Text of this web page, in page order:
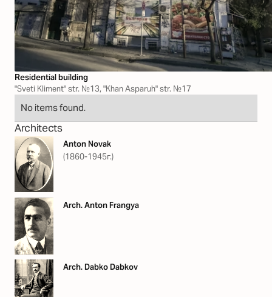
Residential building
"Sveti Kliment" str. №13, "Khan Asparuh" str. №17
No items found.
Architects
Anton Novak
(1860-1945г.)
Arch. Anton Frangya
Arch. Dabko Dabkov